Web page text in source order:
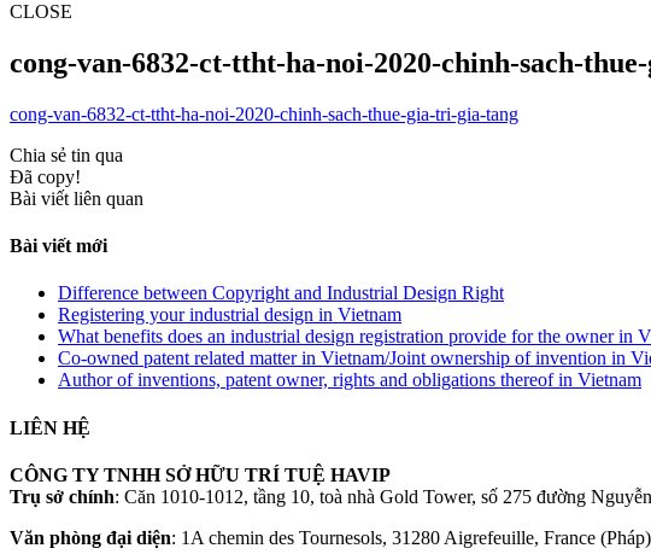
CLOSE
cong-van-6832-ct-ttht-ha-noi-2020-chinh-sach-
cong-van-6832-ct-ttht-ha-noi-2020-chinh-sach-thue-gia-tri-gia-tang
Chia sẻ tin qua
Đã copy!
Bài viết liên quan
Bài viết mới
Difference between Copyright and Industrial Design Right
Registering your industrial design in Vietnam
What benefits does an industrial design registration provide for the owner in
Co-owned patent related matter in Vietnam/Joint ownership of invention in
Author of inventions, patent owner, rights and obligations thereof in Vietnam
LIÊN HỆ
CÔNG TY TNHH SỞ HỮU TRÍ TUỆ HAVIP
Trụ sở chính: Căn 1010-1012, tầng 10, toà nhà Gold Tower, số 275 đường
Văn phòng đại diện: 1A chemin des Tournesols, 31280 Aigrefeuille, France (Pháp)